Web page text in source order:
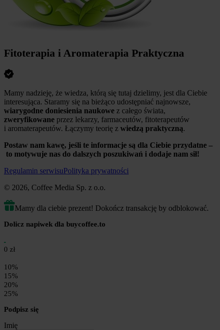
Fitoterapia i Aromaterapia Praktyczna
Mamy nadzieję, że wiedza, którą się tutaj dzielimy, jest dla Ciebie
interesująca. Staramy się na bieżąco udostępniać najnowsze,
wiarygodne doniesienia naukowe z całego świata,
zweryfikowane przez lekarzy, farmaceutów, fitoterapeutów
i aromaterapeutów. Łączymy teorię z wiedzą praktyczną.
Postaw nam kawę, jeśli te informacje są dla Ciebie przydatne –
to motywuje nas do dalszych poszukiwań i dodaje nam sił!
Regulamin serwisuPolityka prywatności
© 2026, Coffee Media Sp. z o.o.
Mamy dla ciebie prezent! Dokończ transakcję by odblokować.
Dolicz napiwek dla buycoffee.to
0 zł
10%
15%
20%
25%
Podpisz się
Imię